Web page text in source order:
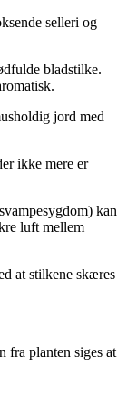
selleri og
bladstilke.
jord med
ikke mere er
kan
luft mellem
at stilkene skæres
fra planten siges at